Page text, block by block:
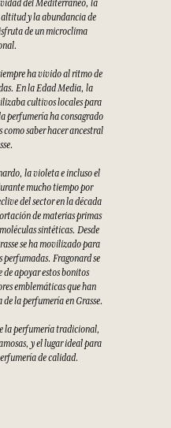
del Mediterráneo, la
y la abundancia de
de un microclima
ha vivido al ritmo de
En la Edad Media, la
cultivos locales para
perfumería ha consagrado
saber hacer ancestral
la violeta e incluso el
mucho tiempo por
del sector en la década
de materias primas
sintéticas. Desde
se ha movilizado para
perfumadas. Fragonard se
apoyar estos bonitos
emblemáticas que han
la perfumería en Grasse.
la perfumería tradicional,
y el lugar ideal para
de calidad.